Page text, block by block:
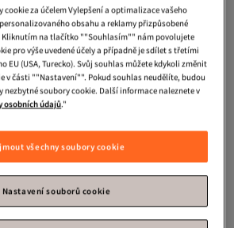
cookie za účelem Vylepšení a optimalizace vašeho
obsahu a reklamy přizpůsobené
na tlačítko ""Souhlasím"" nám povolujete
pro výše uvedené účely a případně je sdílet s třetími
EU (USA, Turecko). Svůj souhlas můžete kdykoli změnit
v části ""Nastavení"". Pokud souhlas neudělíte, budou
nezbytné soubory cookie. Další informace naleznete v
osobních údajů."
všechny soubory cookie
Nastavení souborů cookie